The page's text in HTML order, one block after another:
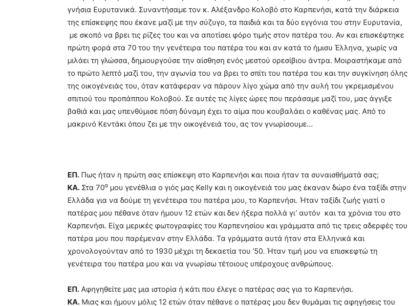
γνήσια Ευρυτανικά. Συναντήσαμε τον κ. Αλέξανδρο Κολοβό στο Καρπενήσι, κατά την διάρκεια
της επίσκεψης που έκανε μαζί με την σύζυγο, τα παιδιά και τα δύο εγγόνια του στην Ευρυτανία,
με σκοπό να βρει τις ρίζες του και να αποτίσει φόρο τιμής στον πατέρα του. Αν και επισκέφτηκε
πρώτη φορά στα 70 του την γενέτειρα του πατέρα του και αν κατά το ήμισυ Έλληνα, χωρίς να
μιλάει τη γλώσσα, δημιουργούσε την αίσθηση ενός μεστού ορεσίβιου άντρα. Μοιραστήκαμε από
το πρώτο λεπτό μαζί του, την αγωνία του να βρει το σπίτι του πατέρα του και την συγκίνηση όλης
της οικογένειάς του, όταν κατάφεραν να πάρουν λίγο χώμα από την αυλή του γκρεμισμένου
σπιτιού του προπάππου Κολοβού. Σε αυτές τις λίγες ώρες που περάσαμε μαζί του, μας άγγιξε
βαθιά και μας υπενθύμισε πόση δύναμη έχει το αίμα που κουβαλάει ο καθένας μας. Από το
μακρινό Κεντάκι όπου ζει με την οικογένειά του, ας τον γνωρίσουμε…
ΕΠ. Πως ήταν η πρώτη σας επίσκεψη στο Καρπενήσι και ποια ήταν τα συναισθήματά σας;
ΚΑ. Στα 70α μου γενέθλια ο γιός μας Kelly και η οικογένειά του μας έκαναν δώρο ένα ταξίδι στην
Ελλάδα για να δούμε τη γενέτειρα του πατέρα μου, το Καρπενήσι. Ήταν ταξίδι ζωής γιατί ο
πατέρας μου πέθανε όταν ήμουν 12 ετών και δεν ήξερα πολλά γι’ αυτόν και τα χρόνια του στο
Καρπενήσι. Είχα μερικές φωτογραφίες του Καρπενησίου και γράμματα από τις τρεις αδερφές του
πατέρα μου που παρέμεναν στην Ελλάδα. Τα γράμματα αυτά ήταν στα Ελληνικά και
χρονολογούνταν από το 1930 μέχρι τη δεκαετία του ’50. Ήταν τιμή μου να επισκεφτώ τη
γενέτειρα του πατέρα μου και να γνωρίσω τέτοιους υπέροχους ανθρώπους.
ΕΠ. Αφηγηθείτε μας μια ιστορία ή κάτι που έλεγε ο πατέρας σας για το Καρπενήσι.
ΚΑ. Μιας και ήμουν μόλις 12 ετών όταν πέθανε ο πατέρας μου δεν θυμάμαι τις αφηγήσεις του